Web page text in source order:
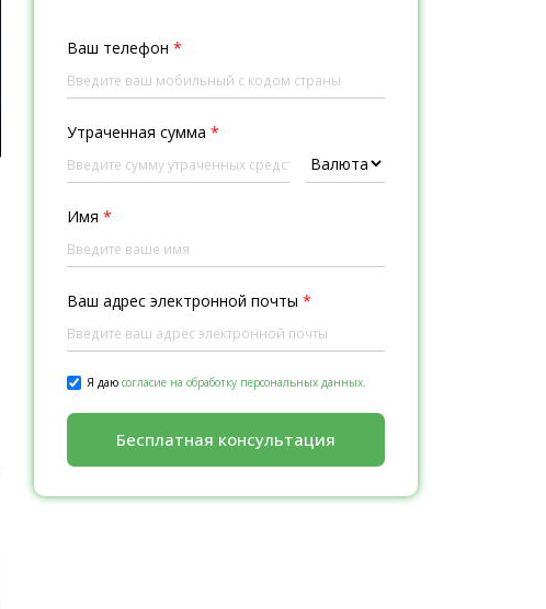
Ваш телефон *
Утраченная сумма *
Имя *
Ваш адрес электронной почты *
Я даю согласие на обработку персональных данных.
Бесплатная консультация